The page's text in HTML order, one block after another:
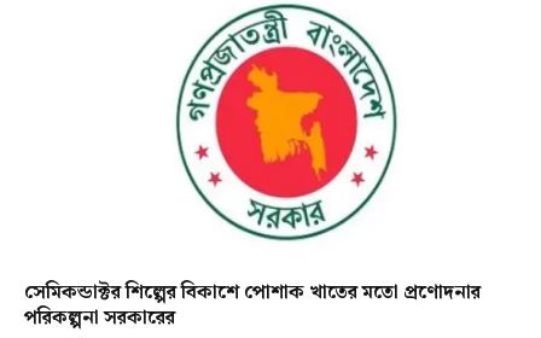
সেমিকন্ডাক্টর শিল্পের বিকাশে পোশাক খাতের মতো প্রণোদনার
পরিকল্পনা সরকারের